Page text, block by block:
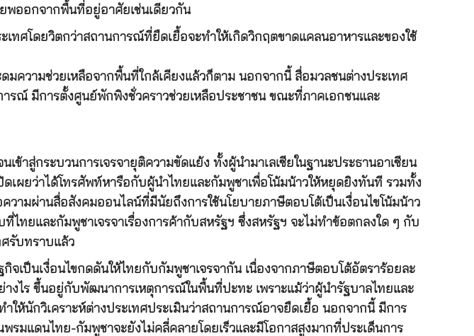
ออกจากพื้นที่อยู่อาศัยเช่นเดียวกัน
ศโดยวิตกว่าสถานการณ์ที่ยืดเยื้อจะทำให้เกิดวิกฤตขาดแคลนอาหารและของใช้
ความช่วยเหลือจากพื้นที่ใกล้เคียงแล้วก็ตาม นอกจากนี้ สื่อมวลชนต่างประเทศ
รณ์ มีการตั้งศูนย์พักพิงชั่วคราวช่วยเหลือประชาชน ขณะที่ภาคเอกชนและ
าสู่กระบวนการเจรจายุติความขัดแย้ง ทั้งผู้นำมาเลเซียในฐานะประธานอาเซียน
ผยว่าได้โทรศัพท์หารือกับผู้นำไทยและกัมพูชาเพื่อโน้มน้าวให้หยุดยิงทันที รวมทั้ง
ามผ่านสื่อสังคมออนไลน์ที่มีนัยถึงการใช้นโยบายภาษีตอบโต้เป็นเงื่อนไขโน้มน้าว
ยและกัมพูชาเจรจาเรื่องการค้ากับสหรัฐฯ ซึ่งสหรัฐฯ จะไม่ทำข้อตกลงใด ๆ กับ
รับทราบแล้ว
เป็นเงื่อนไขกดดันให้ไทยกับกัมพูชาเจรจากัน เนื่องจากภาษีตอบโต้อัตราร้อยละ
งไร ขึ้นอยู่กับพัฒนาการเหตุการณ์ในพื้นที่ปะทะ เพราะแม้ว่าผู้นำรัฐบาลไทยและ
ห้นักวิเคราะห์ต่างประเทศประเมินว่าสถานการณ์อาจยืดเยื้อ นอกจากนี้ มีการ
มแดนไทย-กัมพูชาจะยังไม่คลี่คลายโดยเร็วและมีโอกาสสูงมากที่ประเด็นการ